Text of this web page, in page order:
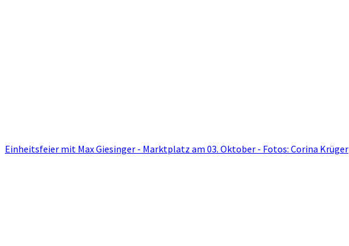
Einheitsfeier mit Max Giesinger - Marktplatz am 03. Oktober - Fotos: Corina Krüger